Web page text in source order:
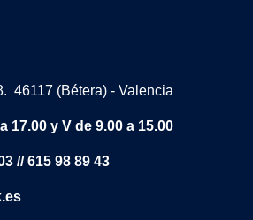
46117 (Bétera) - Valencia
17.00 y V de 9.00 a 15.00
// 615 98 89 43